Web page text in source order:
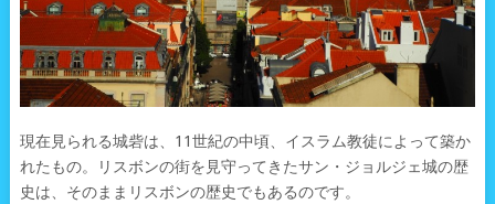
現在見られる城砦は、11世紀の中頃、イスラム教徒によって築か
れたもの。リスボンの街を見守ってきたサン・ジョルジェ城の歴
史は、そのままリスボンの歴史でもあるのです。